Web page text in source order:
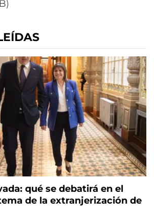
qué se debatirá en el
de la extranjerización de